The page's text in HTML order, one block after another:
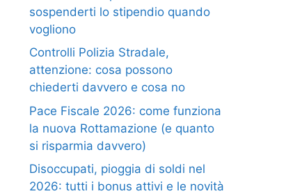
sospenderti lo stipendio quando
vogliono
Controlli Polizia Stradale,
attenzione: cosa possono
chiederti davvero e cosa no
Pace Fiscale 2026: come funziona
la nuova Rottamazione (e quanto
si risparmia davvero)
Disoccupati, pioggia di soldi nel
2026: tutti i bonus attivi e le novità